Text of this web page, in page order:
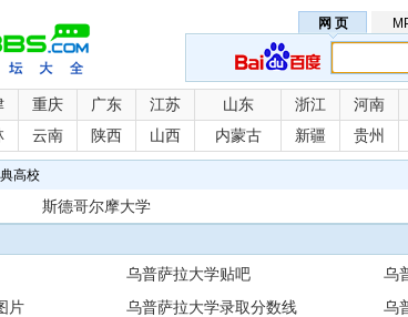
网 页
重庆 广东 江苏 山东 浙江 河南
云南 陕西 山西 内蒙古 新疆 贵州
高校
斯德哥尔摩大学
乌普萨拉大学贴吧 乌
片
乌普萨拉大学录取分数线 乌